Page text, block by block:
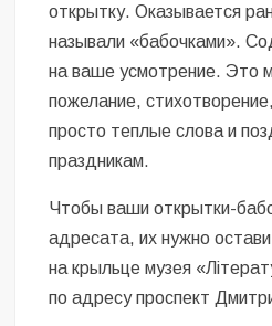
открытку. Оказывается
называли «бабочками».
на ваше усмотрение. Это
пожелание,
просто теплые слова и
праздникам.
Чтобы ваши открытки-
адресата, их нужно
на крыльце музея
по адресу проспект